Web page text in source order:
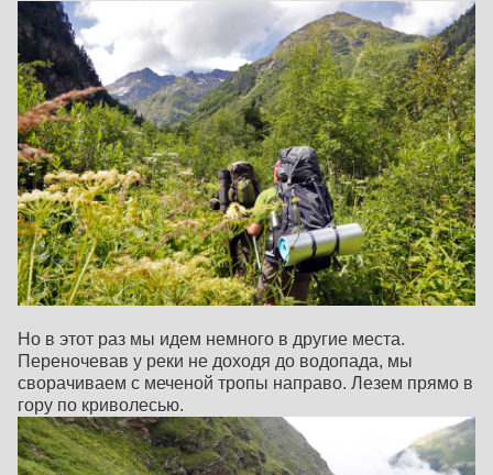
Но в этот раз мы идем немного в другие места.
Переночевав у реки не доходя до водопада, мы
сворачиваем с меченой тропы направо. Лезем прямо в
гору по криволесью.